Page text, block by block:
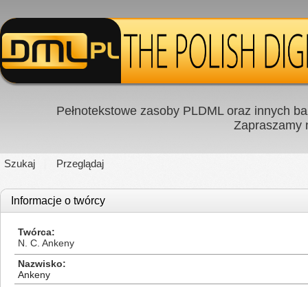
Pełnotekstowe zasoby PLDML oraz innych
Zapraszamy
Szukaj Przeglądaj
Informacje o twórcy
Twórca
N. C. Ankeny
Nazwisko
Ankeny